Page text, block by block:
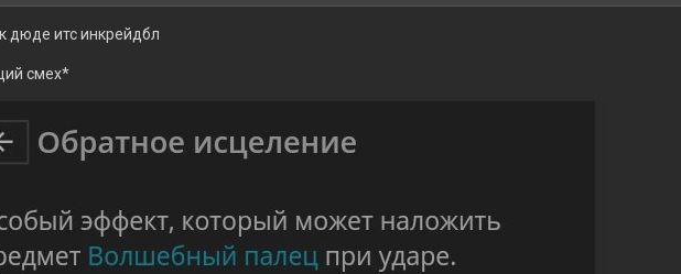
дюде итс инкрейдбл
смех*